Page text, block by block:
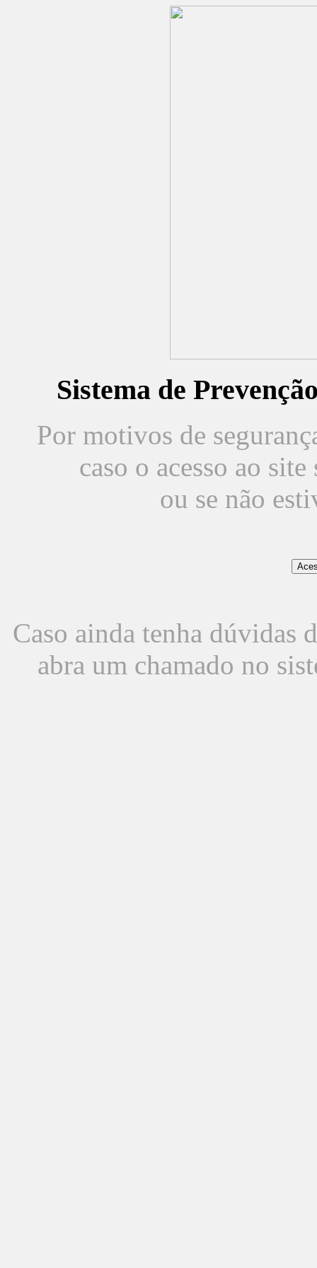
Sistema de
Por motivos de
caso o acesso ao
ou se não
Caso ainda tenha dúvidas
abra um chamado no